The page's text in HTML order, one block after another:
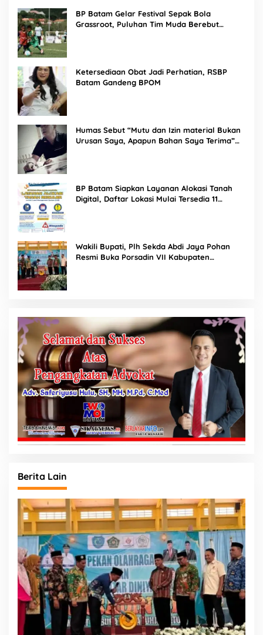
BP Batam Gelar Festival Sepak Bola
Grassroot, Puluhan Tim Muda Berebut
Ketersediaan Obat Jadi Perhatian, RSBP
Batam Gandeng BPOM
Humas Sebut “Mutu dan Izin material Bukan
Urusan Saya, Apapun Bahan Saya Terima”
BP Batam Siapkan Layanan Alokasi Tanah
Digital, Daftar Lokasi Mulai Tersedia 11
Wakili Bupati, Plh Sekda Abdi Jaya Pohan
Resmi Buka Porsadin VII Kabupaten
Berita Lain